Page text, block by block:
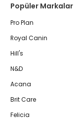
Popüler Markalar
Pro Plan
Royal Canin
Hill's
N&D
Acana
Brit Care
Felicia